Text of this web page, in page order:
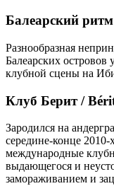
Балеарский
Разнообразная
Балеарских
клубной сцены на
Клуб Берит /
Зародился на
середине-конце
международные
выдающегося и
замораживанием и